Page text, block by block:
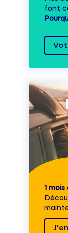
font
1